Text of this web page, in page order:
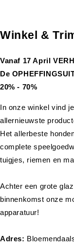
Winkel &
Vanaf 17 April
De
20% - 70%
In onze winkel vind
allernieuwste
Het allerbeste
complete
tuigjes, riemen en
Achter een grote
binnenkomst onze
apparatuur!
Adres: